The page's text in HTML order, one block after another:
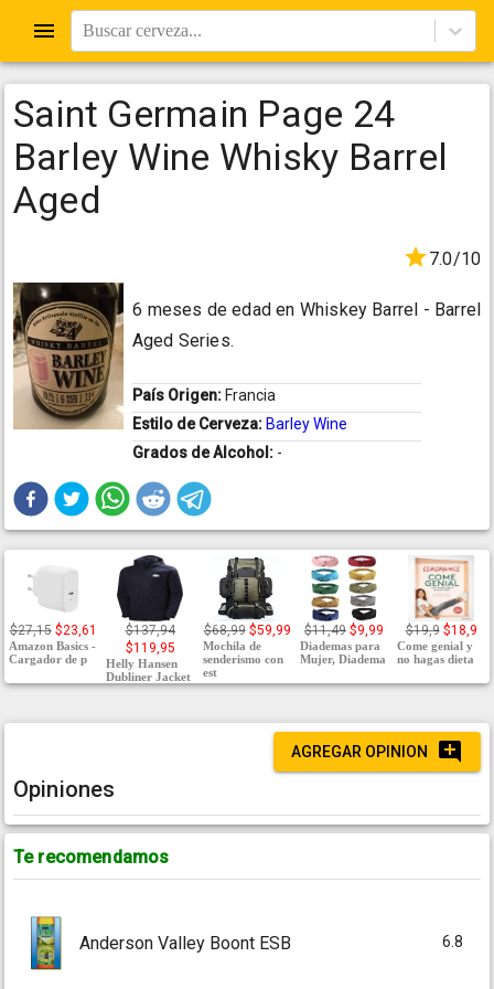
Buscar cerveza...
Saint Germain Page 24
Barley Wine Whisky Barrel
Aged
7.0/10
6 meses de edad en Whiskey Barrel - Barrel
Aged Series.
País Origen: Francia
Estilo de Cerveza: Barley Wine
Grados de Alcohol: -
$27,15 $23,61
Amazon Basics -
Cargador de p
$137,94
$119,95
Helly Hansen
Dubliner Jacket
$68,99 $59,99
Mochila de
senderismo con
est
$11,49 $9,99
Diademas para
Mujer, Diadema
$19,9 $18,9
Come genial y
no hagas dieta
AGREGAR OPINION
Opiniones
Te recomendamos
Anderson Valley Boont ESB 6.8